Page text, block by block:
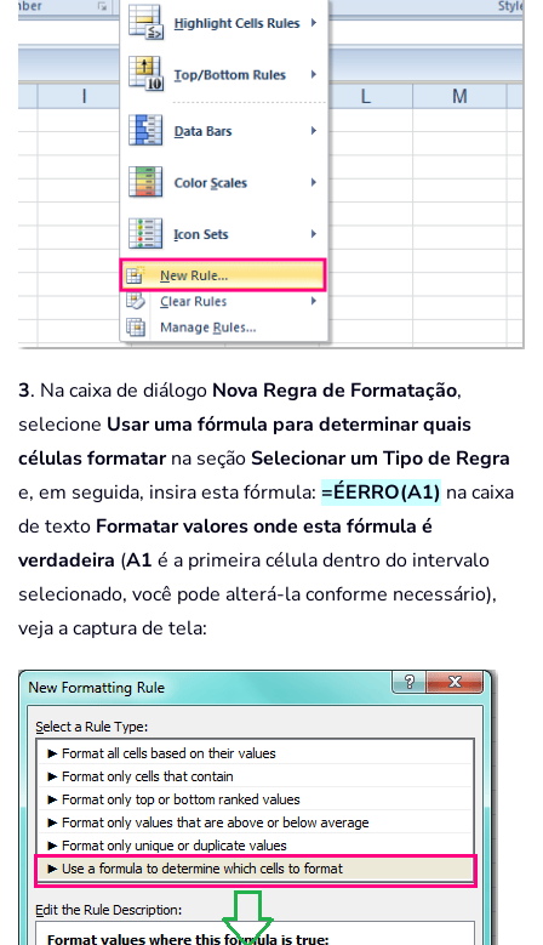
3. Na caixa de diálogo Nova Regra de Formatação,
selecione Usar uma fórmula para determinar quais
células formatarna seçãoSelecionar um Tipo de Regra
e, em seguida, insira esta fórmula: =ÉERRO(A1) na caixa
de texto Formatar valores onde esta fórmula é
verdadeira (A1 é a primeira célula dentro do intervalo
selecionado, você pode alterá-la conforme necessário),
veja a captura de tela: